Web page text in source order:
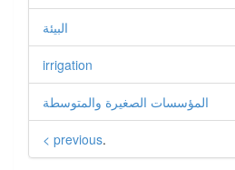
البيئة
irrigation
المؤسسات الصغيرة والمتوسطة
.
< previous